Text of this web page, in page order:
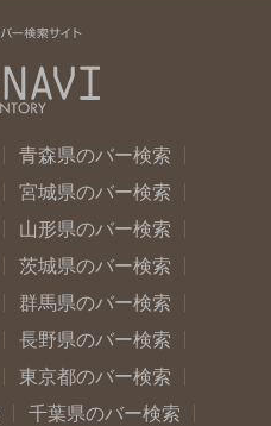
青森県のバー検索
宮城県のバー検索
山形県のバー検索
茨城県のバー検索
群馬県のバー検索
長野県のバー検索
東京都のバー検索
千葉県のバー検索